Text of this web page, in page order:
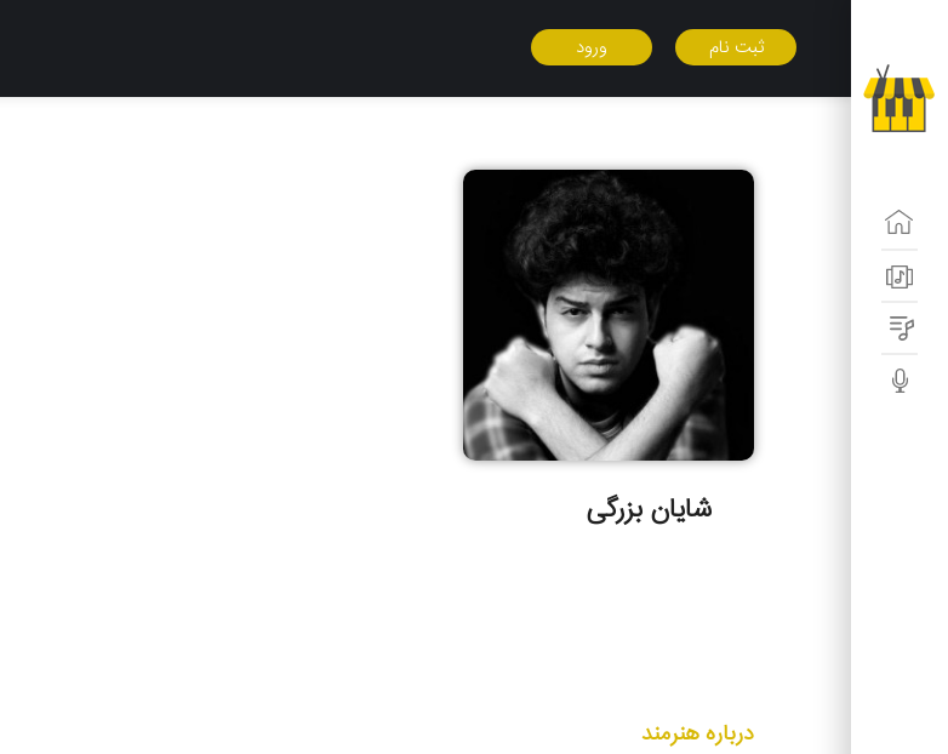
ثبت نام ورود
شایان بزرگی
درباره هنرمند